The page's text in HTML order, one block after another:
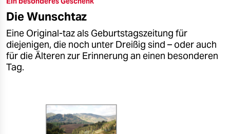
epaper login
Die Wunschtaz
Eine Original-taz als Geburtstagszeitung für
diejenigen, die noch unter Dreißig sind – oder auch
für die Älteren zur Erinnerung an einen besonderen
Tag.